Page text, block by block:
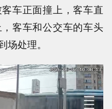
车正面撞上，客车直
客车和公交车的车头
处理。